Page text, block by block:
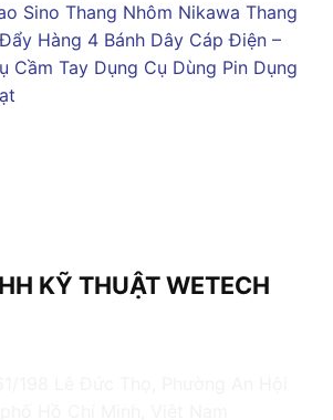
Sino Thang Nhôm Nikawa Thang
Hàng 4 Bánh Dây Cáp Điện –
Cầm Tay Dụng Cụ Dùng Pin Dụng
KỸ THUẬT WETECH